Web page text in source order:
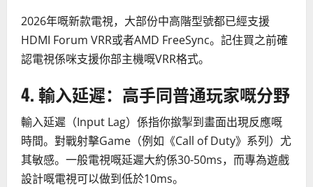
2026年嘅新款電視，大部份中高階型號都已經支援
HDMI Forum VRR或者AMD FreeSync。記住買之前確
認電視係咪支援你部主機嘅VRR格式。
4. 輸入延遲：高手同普通玩家嘅分野
輸入延遲（Input Lag）係指你撳掣到畫面出現反應嘅
時間。對戰射擊Game（例如《Call of Duty》系列）尤
其敏感。一般電視嘅延遲大約係30-50ms，而專為遊戲
設計嘅電視可以做到低於10ms。